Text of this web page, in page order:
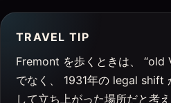
TRAVEL TIP
Fremont を歩くときは、 “old
でなく、 1931年の legal shift
して立ち上がった場所だと考